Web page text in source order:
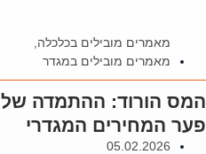
מאמרים מובילים בכלכלה
מאמרים מובילים במגדר
המס הורוד: ההתמדה של
פער המחירים המגדרי
05.02.2026